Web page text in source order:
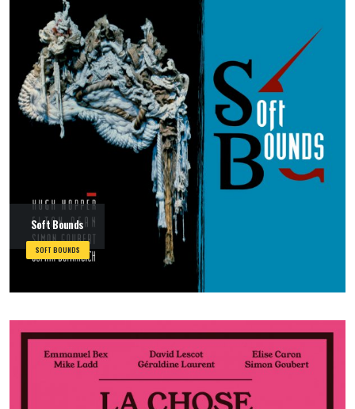
Soft Bounds
SOFT BOUNDS